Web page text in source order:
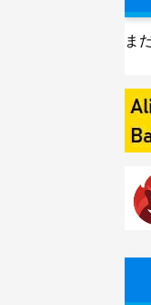
ま